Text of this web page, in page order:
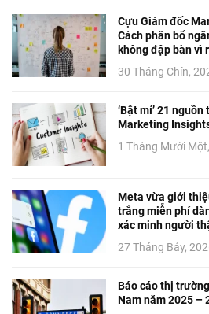
Cựu Giám đốc
Cách phân bổ
không đập bàn vì
30 Tháng Chín,
‘Bật mí’ 21
Marketing
1 Tháng Mười
Meta vừa giới
trắng miễn phí
xác minh người
27 Tháng Bảy,
Báo cáo thị
Nam năm 2025 –